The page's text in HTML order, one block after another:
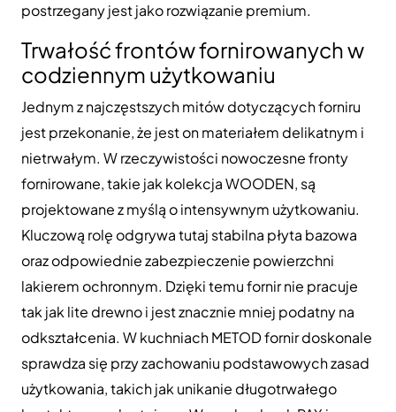
postrzegany jest jako rozwiązanie premium.
Trwałość frontów fornirowanych w
codziennym użytkowaniu
Jednym z najczęstszych mitów dotyczących forniru
jest przekonanie, że jest on materiałem delikatnym i
nietrwałym. W rzeczywistości nowoczesne fronty
fornirowane, takie jak kolekcja WOODEN, są
projektowane z myślą o intensywnym użytkowaniu.
Kluczową rolę odgrywa tutaj stabilna płyta bazowa
oraz odpowiednie zabezpieczenie powierzchni
lakierem ochronnym. Dzięki temu fornir nie pracuje
tak jak lite drewno i jest znacznie mniej podatny na
odkształcenia. W kuchniach METOD fornir doskonale
sprawdza się przy zachowaniu podstawowych zasad
użytkowania, takich jak unikanie długotrwałego